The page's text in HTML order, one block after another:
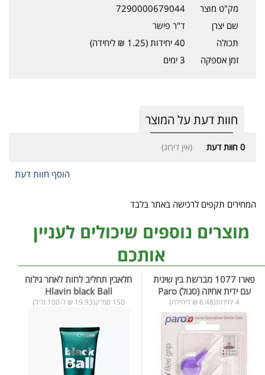
מק"ט מוצר
7290000679044
שם יצרן
ד"ר פישר
תכולה
40 יחידות (1.25 ₪ ליחידה)
זמן אספקה
3 ימים
חוות דעת על המוצר
0 חוות דעת (אין דירוג)
הוסף חוות דעת
המחירים תקפים לרכישה באתר בלבד
מוצרים נוספים שיכולים לעניין
אותכם
פארו 1077 מברשת בין שינית
עם ידית אחיזה (סגול) Paro
4 יחידות(6.48 ₪ ליחידה)
חלאבין תחליב לחות לאחר גילוח
Hlavin black Ball
150 סמ"ק(19.93 ₪ ל-100 מ"ל)